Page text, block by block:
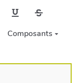
Composants